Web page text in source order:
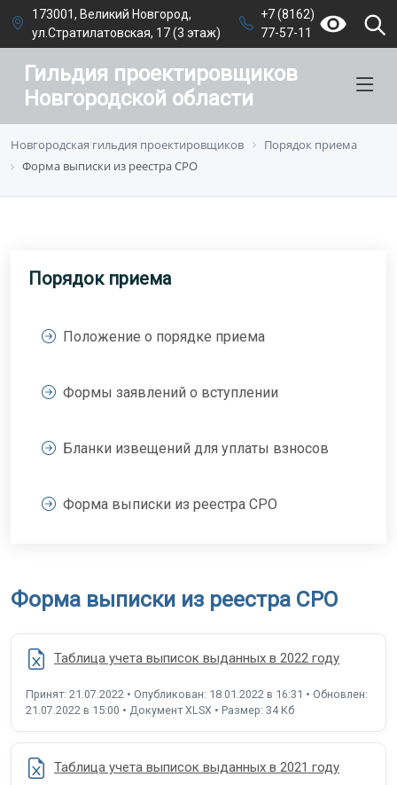
173001, Великий Новгород,
ул.Стратилатовская, 17 (3 этаж)
+7 (8162)
77-57-11
Гильдия проектировщиков
Новгородской области
Новгородская гильдия проектировщиков
Порядок приема
Форма выписки из реестра СРО
Порядок приема
Положение о порядке приема
Формы заявлений о вступлении
Бланки извещений для уплаты взносов
Форма выписки из реестра СРО
Форма выписки из реестра СРО
Таблица учета выписок выданных в 2022 году
Принят: 21.07.2022 • Опубликован: 18.01.2022 в 16:31 • Обновлен:
21.07.2022 в 15:00 • Документ XLSX • Размер: 34 Кб
Таблица учета выписок выданных в 2021 году